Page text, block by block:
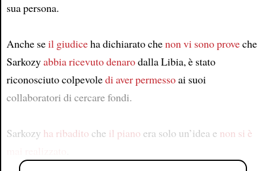
sua persona.
Anche seil giudiceha dichiarato chenon vi sono proveche
Sarkozyabbia ricevuto denarodalla Libia, è stato
riconosciuto colpevoledi aver permessoai suoi
collaboratori di cercare fondi.
Sarkozy ha ribadito che il piano era solo un’idea e non si è